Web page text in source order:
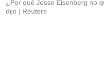
¿Por qué Jesse Eisenberg no
dijo
Reuters